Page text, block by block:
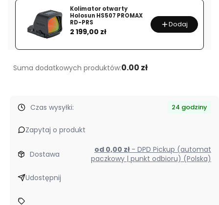
Continental
x8
3-
24x56
SFP
ZERO
SCOL-
Kolimator otwarty
Holosun HS507 PROMAX
RD-PRS
Cena
2 199,00 zł
Dodaj
Suma dodatkowych produktów:0.00 zł
Czas wysyłki: 24 godziny
Zapytaj o produkt
Dostawa od 0,00 zł - DPD Pickup (automat
paczkowy | punkt odbioru) (Polska)
Udostępnij